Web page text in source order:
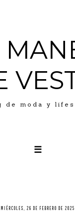
de moda y
☰
PRESS
MIÉRCOLES, 26 DE FEBRERO DE 2025